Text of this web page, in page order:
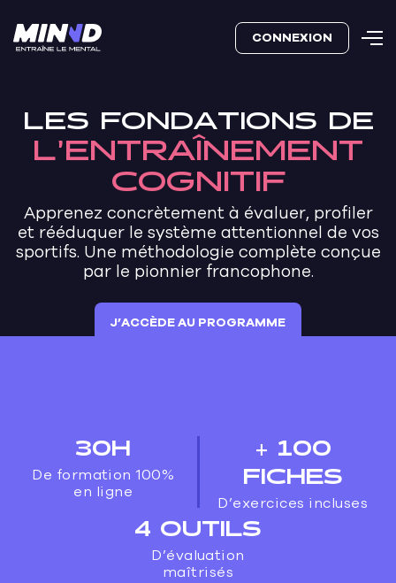
CONNEXION
LES FONDATIONS DE
L’ENTRAÎNEMENT
COGNITIF
Apprenez concrètement à évaluer, profiler
et rééduquer le système attentionnel de vos
sportifs. Une méthodologie complète conçue
par le pionnier francophone.
J’ACCÈDE AU PROGRAMME
30H
De formation 100%
en ligne
+ 100
FICHES
D’exercices incluses
4 OUTILS
D’évaluation
maîtrisés